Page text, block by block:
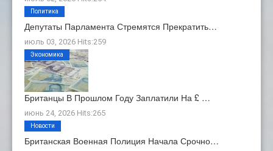
Депутаты Парламента Стремятся Прекратить…
июль 03, 2026 Hits:259
Политика
Британцы В Прошлом Году Заплатили На £ …
июнь 24, 2026 Hits:265
Экономика
Британская Военная Полиция Начала Срочно…
Новости